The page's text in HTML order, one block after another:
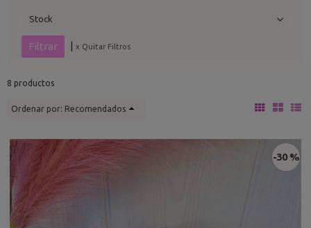
Stock
| x Quitar Filtros
8 productos
Ordenar por: Recomendados
-30 %